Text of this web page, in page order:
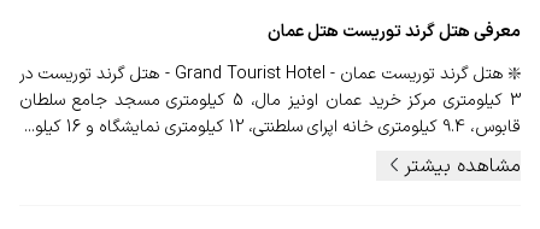
معرفیهتل گرند توریست هتل عمان
❇️ هتل گرند توریست عمان - Grand Tourist Hotel - هتل گرند توریست در
3 کیلومتری مرکز خرید عمان اونیز مال، 5 کیلومتری مسجد جامع سلطان
قابوس، 9.4 کیلومتری خانه اپرای سلطنتی، 12 کیلومتری نمایشگاه و 16 کیلو...
مشاهده بیشتر